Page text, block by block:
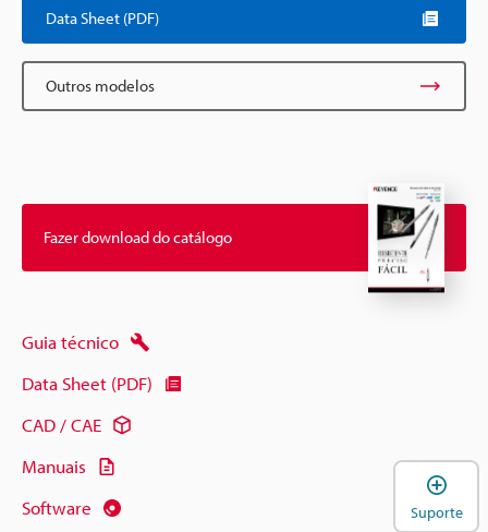
Data Sheet (PDF)
Outros modelos
Fazer download do catálogo
Guia técnico
Data Sheet (PDF)
CAD / CAE
Manuais
Software
Suporte